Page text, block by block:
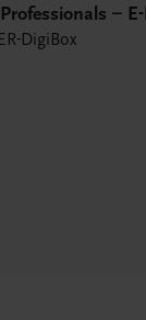
–
DigiBox